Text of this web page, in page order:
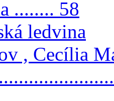
........ 58
ledvina
, Cecília